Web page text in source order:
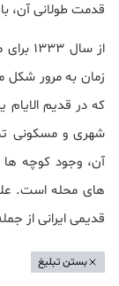
قدمت طولانی آن،
از
زمان به مرور شکل
که در قدیم
شهری و مسکونی
آن، وجود کوچه
های محله است.
قدیمی ایرانی از
بستن تبلیغ